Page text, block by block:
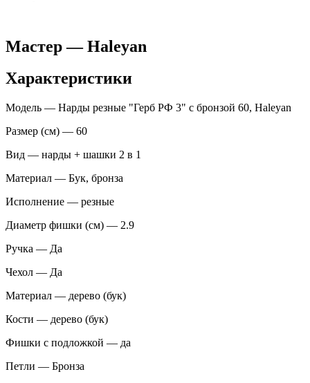
Мастер — Haleyan
Характеристики
Модель — Нарды резные "Герб РФ 3" с бронзой 60, Haleyan
Размер (см) — 60
Вид — нарды + шашки 2 в 1
Материал — Бук, бронза
Исполнение — резные
Диаметр фишки (см) — 2.9
Ручка — Да
Чехол — Да
Материал — дерево (бук)
Кости — дерево (бук)
Фишки с подложкой — да
Петли — Бронза